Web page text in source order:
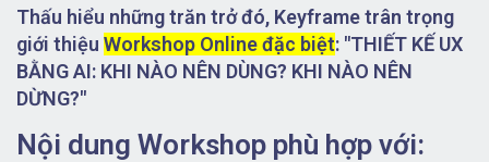
Thấu hiểu những trăn trở đó, Keyframe trân trọng
giới thiệu Workshop Online đặc biệt: "THIẾT KẾ UX
BẰNG AI: KHI NÀO NÊN DÙNG? KHI NÀO NÊN
DỪNG?"
Nội dung Workshop phù hợp với: